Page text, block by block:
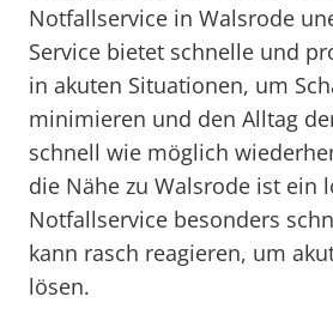
Notfallservice in Walsrode
Service bietet schnelle und
in akuten Situationen, um
minimieren und den Alltag
schnell wie möglich
die Nähe zu Walsrode ist ein
Notfallservice besonders
kann rasch reagieren, um
lösen.